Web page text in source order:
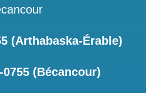
(Arthabaska-Érable)
(Bécancour)